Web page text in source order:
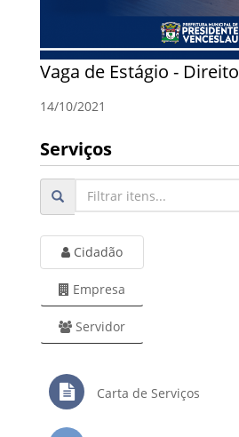
Vaga de Estágio - Direito
14/10/2021
Serviços
Cidadão
Empresa
Servidor
Carta de Serviços